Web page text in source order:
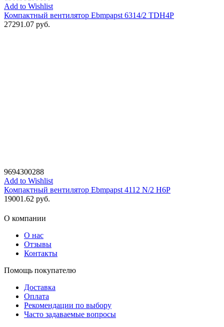
Add to Wishlist
Компактный вентилятор Ebmpapst 6314/2 TDH4P
27291.07 руб.
9694300288
Add to Wishlist
Компактный вентилятор Ebmpapst 4112 N/2 H6P
19001.62 руб.
О компании
О нас
Отзывы
Контакты
Помощь покупателю
Доставка
Оплата
Рекомендации по выбору
Часто задаваемые вопросы